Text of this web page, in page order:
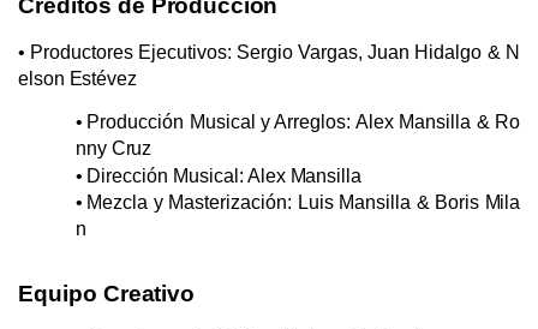
Créditos de Producción
• Productores Ejecutivos: Sergio Vargas, Juan Hidalgo & N
elson Estévez
• Producción Musical y Arreglos: Alex Mansilla & Ro
nny Cruz
• Dirección Musical: AlexMansilla
• Mezcla y Masterización: Luis Mansilla & Boris Mila
n
Equipo Creativo